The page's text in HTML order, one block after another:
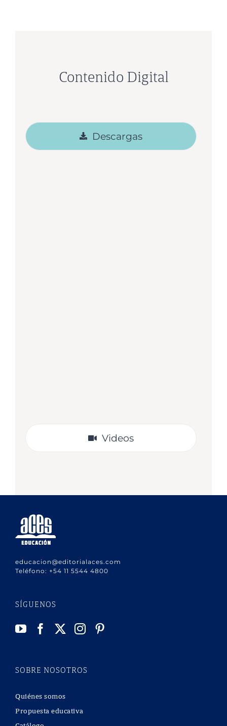
Contenido Digital
Descargas
Videos
educacion@editorialaces.com
Teléfono: +54 11 5544 4800
SÍGUENOS
SOBRE NOSOTROS
Quiénes somos
Propuesta educativa